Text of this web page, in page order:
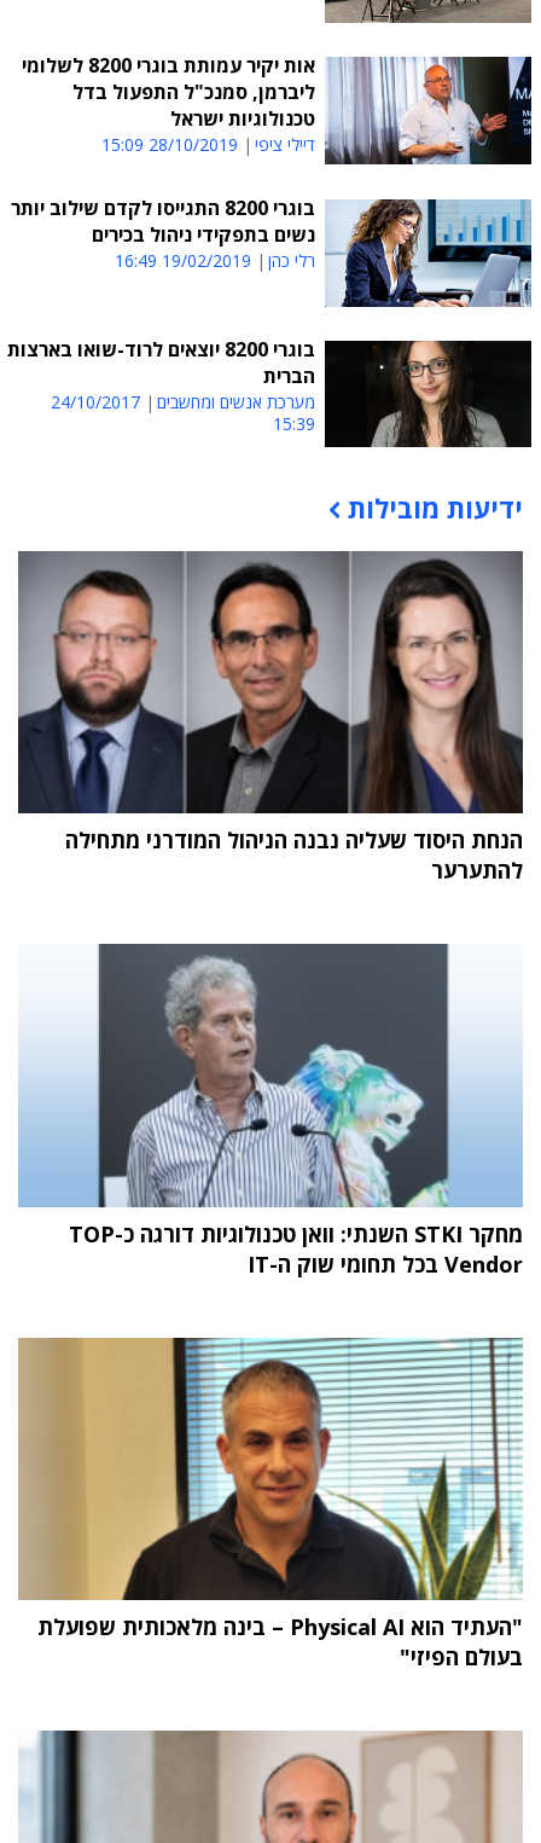
אות יקיר עמותת בוגרי 8200 לשלומי
ליברמן, סמנכ"ל התפעול בדל
טכנולוגיות ישראל
דיילי ציפי 28/10/2019 15:09
בוגרי 8200 התגייסו לקדם שילוב יותר
נשים בתפקידי ניהול בכירים
רלי כהן 19/02/2019 16:49
בוגרי 8200 יוצאים לרוד-שואו בארצות
הברית
מערכת אנשים ומחשבים
24/10/2017
15:39
תוכן פרסומי
ידיעות מובילות
הנחת היסוד שעליה נבנה הניהול המודרני מתחילה
להתערער
מחקר STKI השנתי: וואן טכנולוגיות דורגה כ-TOP
Vendor בכל תחומי שוק ה-IT
"העתיד הוא Physical AI – בינה מלאכותית שפועלת
בעולם הפיזי"